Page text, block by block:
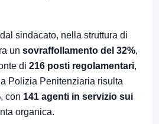
sindacato, nella struttura di
un sovraffollamento del 32%,
di 216 posti regolamentari,
Polizia Penitenziaria risulta
, con 141 agenti in servizio sui
organica.